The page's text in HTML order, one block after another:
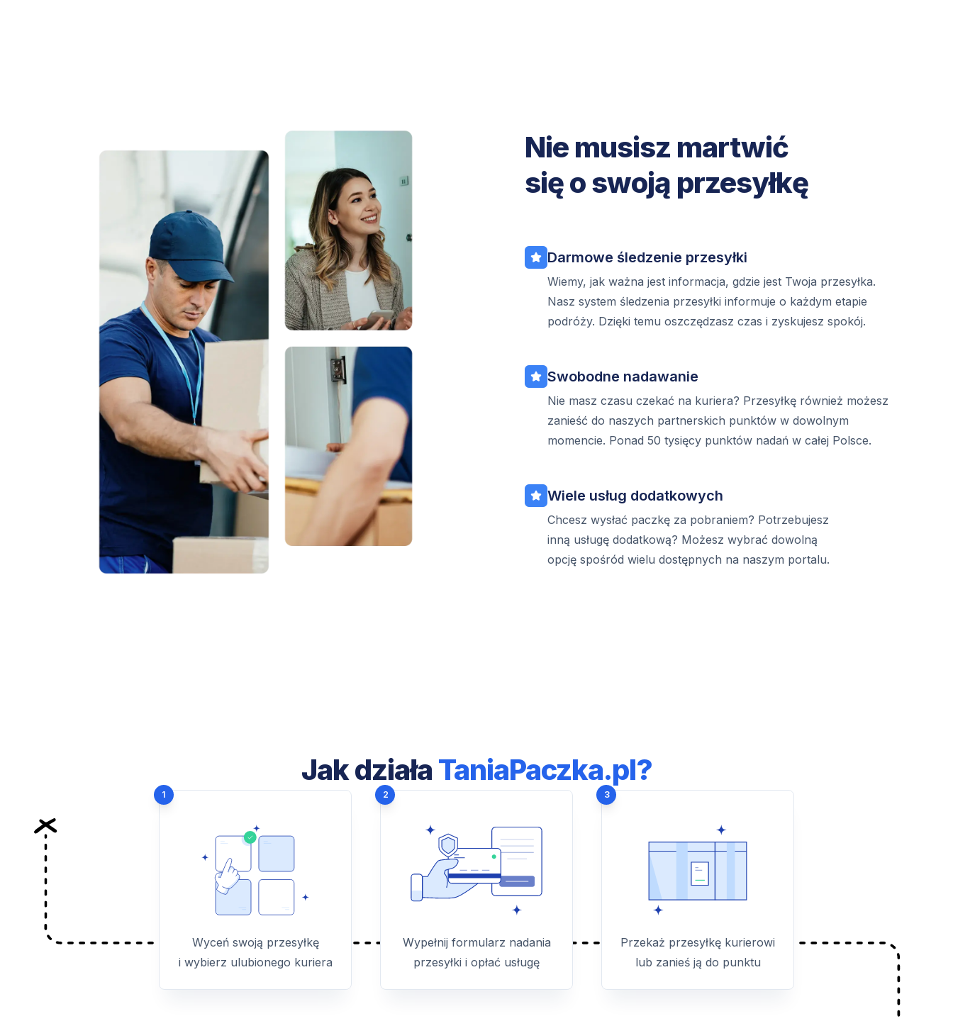
Nie musisz martwić
się o swoją przesyłkę
Darmowe śledzenie przesyłki
Wiemy, jak ważna jest informacja, gdzie jest Twoja przesyłka.
Nasz system śledzenia przesyłki informuje o każdym etapie
podróży. Dzięki temu oszczędzasz czas i zyskujesz spokój.
Swobodne nadawanie
Nie masz czasu czekać na kuriera? Przesyłkę również możesz
zanieść do naszych partnerskich punktów w dowolnym
momencie. Ponad 50 tysięcy punktów nadań w całej Polsce.
Wiele usług dodatkowych
Chcesz wysłać paczkę za pobraniem? Potrzebujesz
inną usługę dodatkową? Możesz wybrać dowolną
opcję spośród wielu dostępnych na naszym portalu.
Jak działa TaniaPaczka.pl?
1
Wyceń swoją przesyłkę
i wybierz ulubionego kuriera
2
Wypełnij formularz nadania
przesyłki i opłać usługę
3
Przekaż przesyłkę kurierowi
lub zanieś ją do punktu